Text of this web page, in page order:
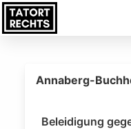
Annaberg-
Beleidigung